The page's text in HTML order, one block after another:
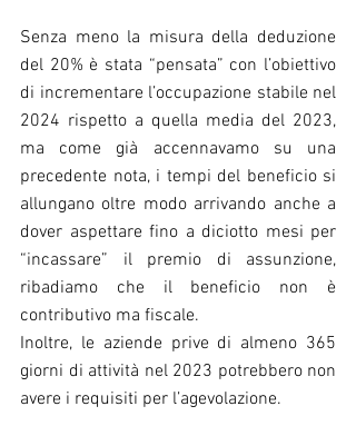
Senza meno la misura della deduzione
del 20% è stata “pensata” con l’obiettivo
di incrementare l’occupazione stabile nel
2024 rispetto a quella media del 2023,
ma come già accennavamo su una
precedente nota, i tempi del beneficio si
allungano oltre modo arrivando anche a
dover aspettare fino a diciotto mesi per
“incassare” il premio di assunzione,
ribadiamo che il beneficio non è
contributivo ma fiscale.
Inoltre, le aziende prive di almeno 365
giorni di attività nel 2023 potrebbero non
avere i requisiti per l’agevolazione.